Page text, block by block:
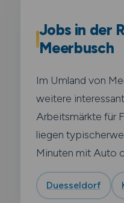
Jobs in der
Meerbusch
Im Umland von
weitere
Arbeitsmärkte für
liegen
Minuten mit Auto
Duesseldorf